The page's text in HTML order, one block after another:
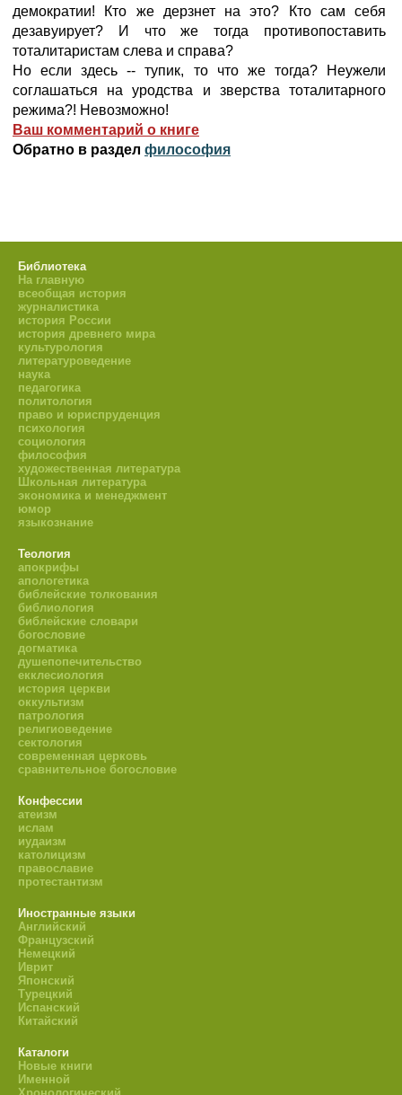
демократии! Кто же дерзнет на это? Кто сам себя
дезавуирует? И что же тогда противопоставить
тоталитаристам слева и справа?
Но если здесь -- тупик, то что же тогда? Неужели
соглашаться на уродства и зверства тоталитарного
режима?! Невозможно!
Ваш комментарий о книге
Обратно в раздел философия
Библиотека
На главную
всеобщая история
журналистика
история России
история древнего мира
культурология
литературоведение
наука
педагогика
политология
право и юриспруденция
психология
социология
философия
художественная литература
Школьная литература
экономика и менеджмент
юмор
языкознание
Теология
апокрифы
апологетика
библейские толкования
библиология
библейские словари
богословие
догматика
душепопечительство
екклесиология
история церкви
оккультизм
патрология
религиоведение
сектология
современная церковь
сравнительное богословие
Конфессии
атеизм
ислам
иудаизм
католицизм
православие
протестантизм
Иностранные языки
Английский
Французский
Немецкий
Иврит
Японский
Турецкий
Испанский
Китайский
Каталоги
Новые книги
Именной